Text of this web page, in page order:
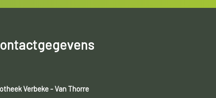
Verbeke - Van Thorre